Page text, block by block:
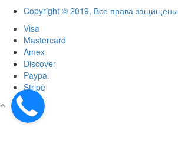
Copyright © 2019, Все права защищены
Visa
Mastercard
Amex
Discover
Paypal
Stripe